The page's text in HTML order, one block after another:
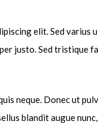
elit. Sed
justo. Sed tristique
neque. Donec ut
blandit augue